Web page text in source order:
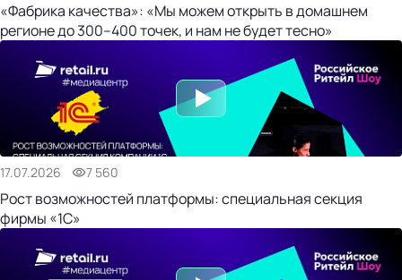
«Фабрика качества»: «Мы можем открыть в домашнем
регионе до 300–400 точек, и нам не будет тесно»
17.07.2026 7 560
Рост возможностей платформы: специальная секция
фирмы «1С»